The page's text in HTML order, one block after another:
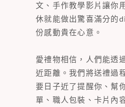
文、手作教學影片讓你
休就能做出驚喜滿分的
份感動貴在心意。
愛禮物相信，人們能透
近距離。我們將送禮過
要日子近了提醒你、幫
單、職人包裝、卡片內